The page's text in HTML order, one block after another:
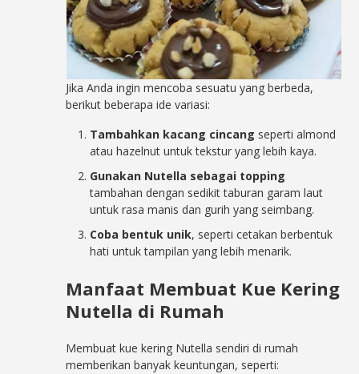
Jika Anda ingin mencoba sesuatu yang berbeda,
berikut beberapa ide variasi:
Tambahkan kacang cincang seperti almond
atau hazelnut untuk tekstur yang lebih kaya.
Gunakan Nutella sebagai topping
tambahan dengan sedikit taburan garam laut
untuk rasa manis dan gurih yang seimbang.
Coba bentuk unik, seperti cetakan berbentuk
hati untuk tampilan yang lebih menarik.
Manfaat Membuat Kue Kering
Nutella di Rumah
Membuat kue kering Nutella sendiri di rumah
memberikan banyak keuntungan, seperti: